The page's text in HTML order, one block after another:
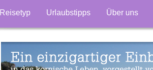
Reisetyp Urlaubstipps Über uns